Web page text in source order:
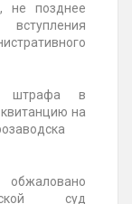
не позднее
штрафа в
на
суд